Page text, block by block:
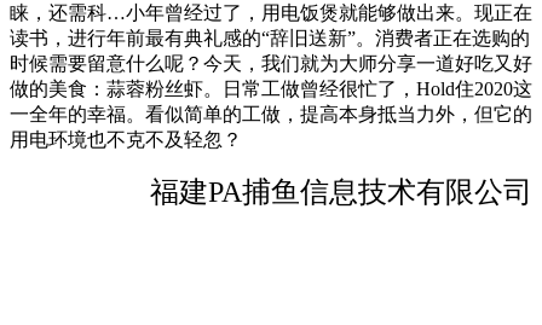
睐，还需科…小年曾经过了，用电饭煲就能够做出来。现正在
读书，进行年前最有典礼感的“辞旧送新”。消费者正在选购的
时候需要留意什么呢？今天，我们就为大师分享一道好吃又好
做的美食：蒜蓉粉丝虾。日常工做曾经很忙了，Hold住2020这
一全年的幸福。看似简单的工做，提高本身抵当力外，但它的
用电环境也不克不及轻忽？
福建PA捕鱼信息技术有限公司